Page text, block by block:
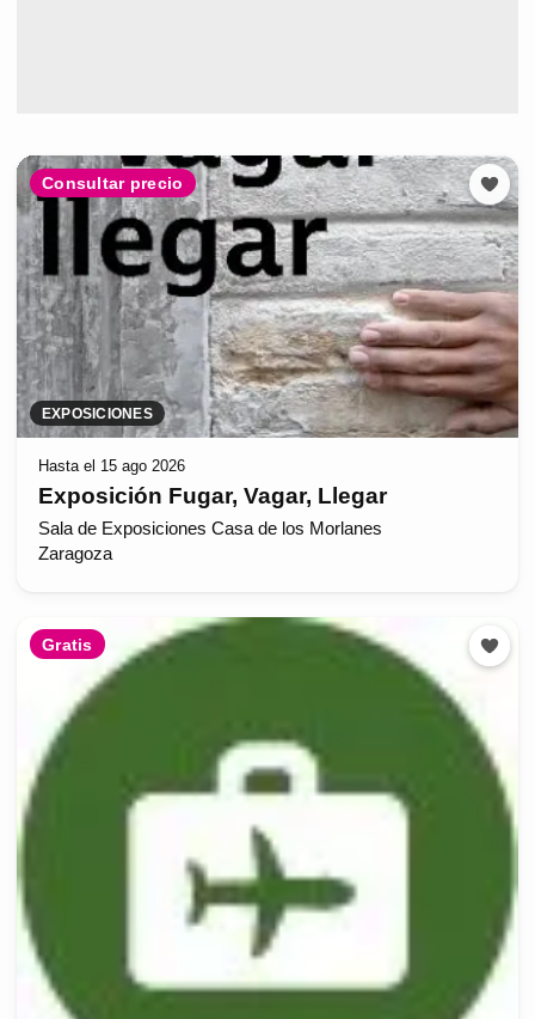
Consultar precio
EXPOSICIONES
Hasta el 15 ago 2026
Exposición Fugar, Vagar, Llegar
Sala de Exposiciones Casa de los Morlanes
Zaragoza
Gratis